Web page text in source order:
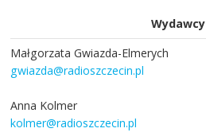
Wydawcy
Małgorzata Gwiazda-Elmerych
gwiazda@radioszczecin.pl
Anna Kolmer
kolmer@radioszczecin.pl